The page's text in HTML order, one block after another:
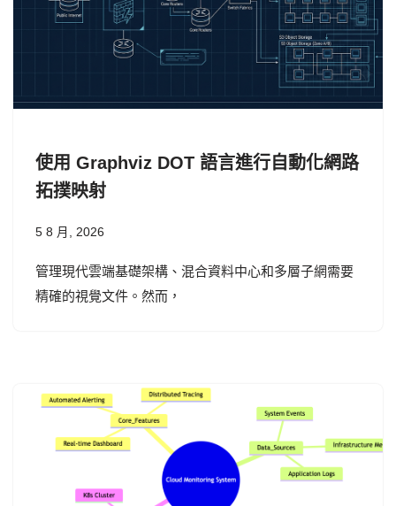
使用 Graphviz DOT 語言進行自動化網路
拓撲映射
5 8 月, 2026
管理現代雲端基礎架構、混合資料中心和多層子網需要
精確的視覺文件。然而，